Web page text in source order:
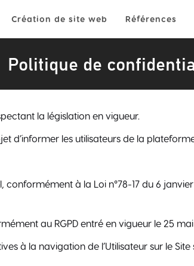
Création de site web Références
Politique de
la législation en vigueur.
d’informer les utilisateurs de la
à la Loi n°78-17 du 6
au RGPD entré en vigueur le 25 mai
à la navigation de l’Utilisateur sur le